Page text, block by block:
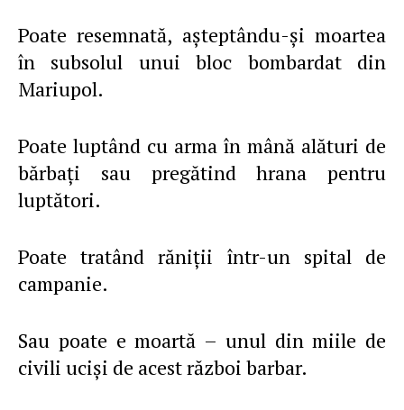
Poate resemnată, aşteptându-şi moartea
în subsolul unui bloc bombardat din
Mariupol.
Poate luptând cu arma în mână alături de
bărbaţi sau pregătind hrana pentru
luptători.
Poate tratând răniţii într-un spital de
campanie.
Sau poate e moartă – unul din miile de
civili ucişi de acest război barbar.